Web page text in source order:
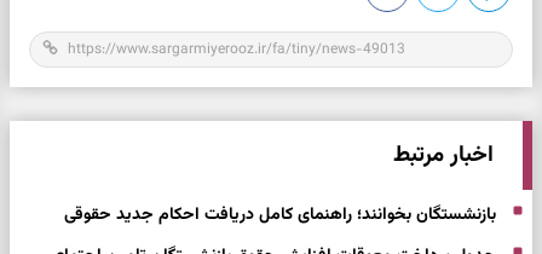
اخبار مرتبط
بازنشستگان بخوانند؛ راهنمای کامل دریافت احکام جدید حقوقی